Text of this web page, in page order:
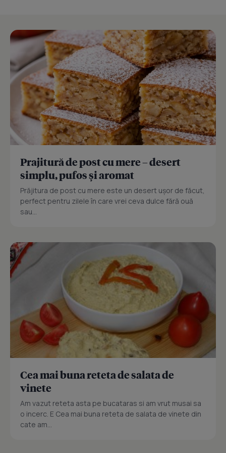
Prajitură de post cu mere – desert
simplu, pufos și aromat
Prăjitura de post cu mere este un desert ușor de făcut,
perfect pentru zilele în care vrei ceva dulce fără ouă
sau...
Cea mai buna reteta de salata de
vinete
Am vazut reteta asta pe bucataras si am vrut musai sa
o incerc. E Cea mai buna reteta de salata de vinete din
cate am...